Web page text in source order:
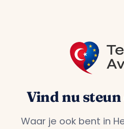
Vind nu
Waar je ook bent in